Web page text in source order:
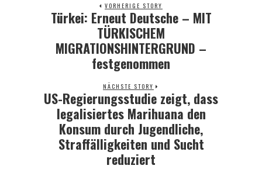
VORHERIGE STORY
Previous
post:
Türkei: Erneut Deutsche – MIT
TÜRKISCHEM
MIGRATIONSHINTERGRUND –
festgenommen
NÄCHSTE STORY
Next
post:
US-Regierungsstudie zeigt, dass
legalisiertes Marihuana den
Konsum durch Jugendliche,
Straffälligkeiten und Sucht
reduziert